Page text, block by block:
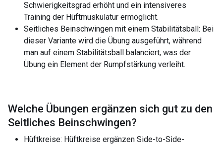
Schwierigkeitsgrad erhöht und ein intensiveres
Training der Hüftmuskulatur ermöglicht.
Seitliches Beinschwingen mit einem Stabilitätsball: Bei
dieser Variante wird die Übung ausgeführt, während
man auf einem Stabilitätsball balanciert, was der
Übung ein Element der Rumpfstärkung verleiht.
Welche Übungen ergänzen sich gut zu den
Seitliches Beinschwingen?
Hüftkreise: Hüftkreise ergänzen Side-to-Side-